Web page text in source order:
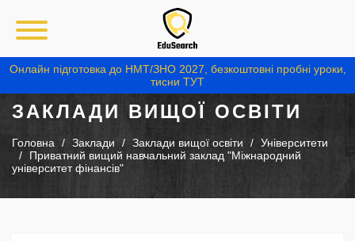
Онлайн підготовка до НМТ/ЗНО 2027, безкоштовні пробні уроки,
тисни ТУТ
ЗАКЛАДИ ВИЩОЇ ОСВІТИ
Головна Заклади Заклади вищої освіти
Університети
Приватний вищий навчальний заклад "Міжнародний
університет фінансів"